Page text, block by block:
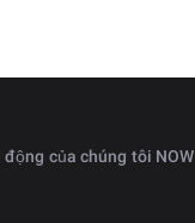
của chúng tôi NOW